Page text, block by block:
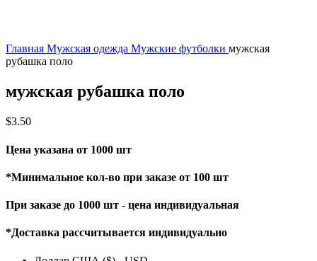
Главная Мужская одежда Мужские футболки мужская
рубашка поло
мужская рубашка поло
$3.50
Цена указана от 1000 шт
*Минимальное кол-во при заказе от 100 шт
При заказе до 1000 шт - цена индивидуальная
*Доставка рассчитывается индивидуально